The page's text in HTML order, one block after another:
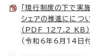
「現行制度の下で実
シェアの推進ににつ
（PDF 127.2 KB）
（令和6年6月14日付